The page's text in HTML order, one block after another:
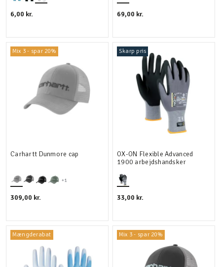
6,00 kr. 69,00 kr.
Mix 3 - spar 20%
+1
Carhartt Dunmore cap
309,00 kr.
Skarp pris
OX-ON Flexible Advanced
1900 arbejdshandsker
33,00 kr.
Mængderabat Mix 3 - spar 20%